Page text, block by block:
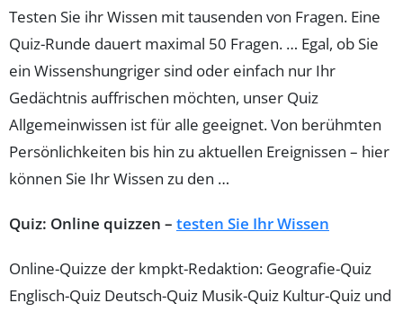
Testen Sie ihr Wissen mit tausenden von Fragen. Eine
Quiz-Runde dauert maximal 50 Fragen. … Egal, ob Sie
ein Wissenshungriger sind oder einfach nur Ihr
Gedächtnis auffrischen möchten, unser Quiz
Allgemeinwissen ist für alle geeignet. Von berühmten
Persönlichkeiten bis hin zu aktuellen Ereignissen – hier
können Sie Ihr Wissen zu den …
Quiz: Online quizzen – testen Sie Ihr Wissen
Online-Quizze der kmpkt-Redaktion: Geografie-Quiz
Englisch-Quiz Deutsch-Quiz Musik-Quiz Kultur-Quiz und